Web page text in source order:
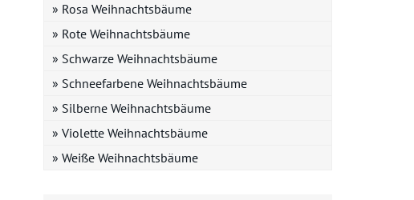
» Rosa Weihnachtsbäume
» Rote Weihnachtsbäume
» Schwarze Weihnachtsbäume
» Schneefarbene Weihnachtsbäume
» Silberne Weihnachtsbäume
» Violette Weihnachtsbäume
» Weiße Weihnachtsbäume